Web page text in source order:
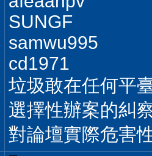
SUNGF
samwu995
cd1971
垃圾敢在任何平
選擇性辦案的糾
對論壇實際危害